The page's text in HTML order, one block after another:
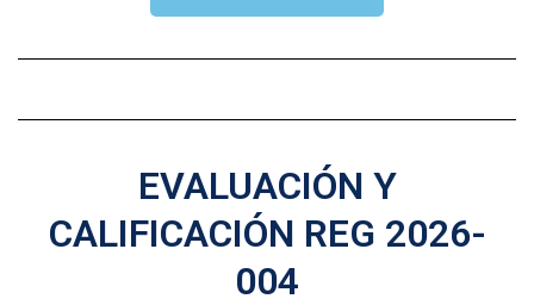
EVALUACIÓN Y
CALIFICACIÓN REG 2026-
004